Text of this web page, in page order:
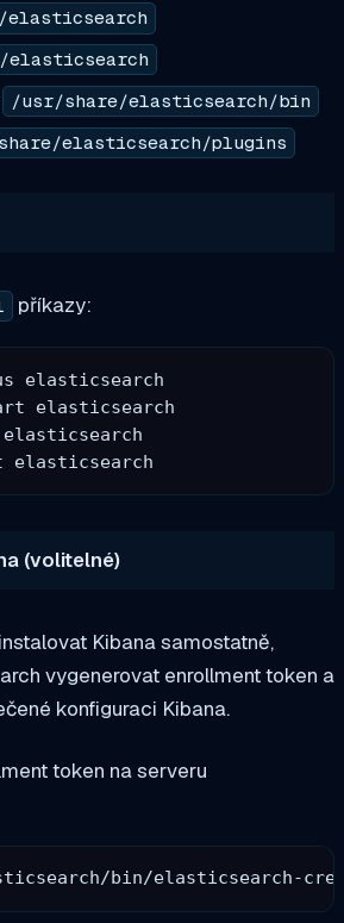
/usr/share/elasticsearch/bin
elasticsearch/plugins
příkazy:
elasticsearch
elasticsearch
(volitelné)
Kibana samostatně,
vygenerovat enrollment token a
konfiguraci Kibana.
token na serveru